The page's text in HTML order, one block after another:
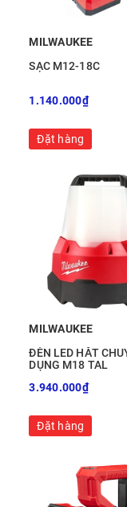
MILWAUKEE
SẠC M12-18C
1.140.000₫
Đặt hàng
MILWAUKEE
ĐÈN LED HẮT
DỤNG M18 TAL
3.940.000₫
Đặt hàng